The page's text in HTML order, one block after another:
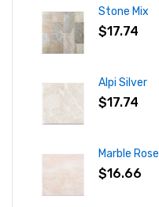
Stone Mix
$17.74
Alpi Silver
$17.74
Marble Rose
$16.66